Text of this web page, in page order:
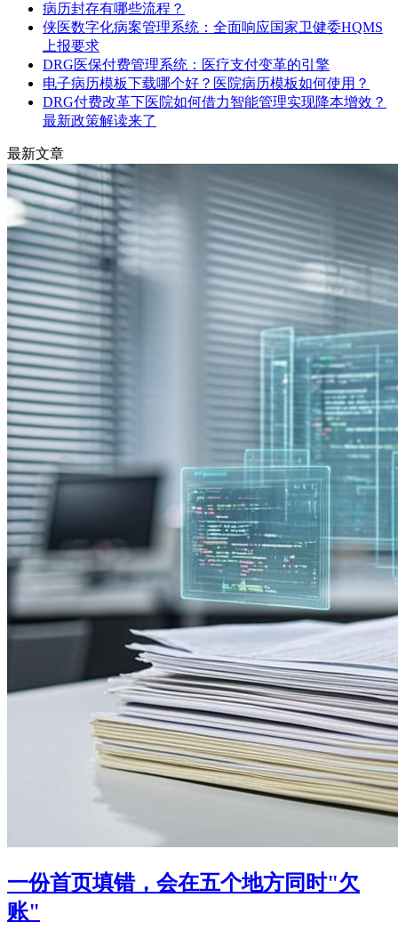
病历封存有哪些流程？
侠医数字化病案管理系统：全面响应国家卫健委HQMS
上报要求
DRG医保付费管理系统：医疗支付变革的引擎
电子病历模板下载哪个好？医院病历模板如何使用？
DRG付费改革下医院如何借力智能管理实现降本增效？
最新政策解读来了
最新文章
一份首页填错，会在五个地方同时"欠
账"